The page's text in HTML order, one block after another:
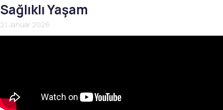
Sağlıklı Yaşam
21 Januar 2026